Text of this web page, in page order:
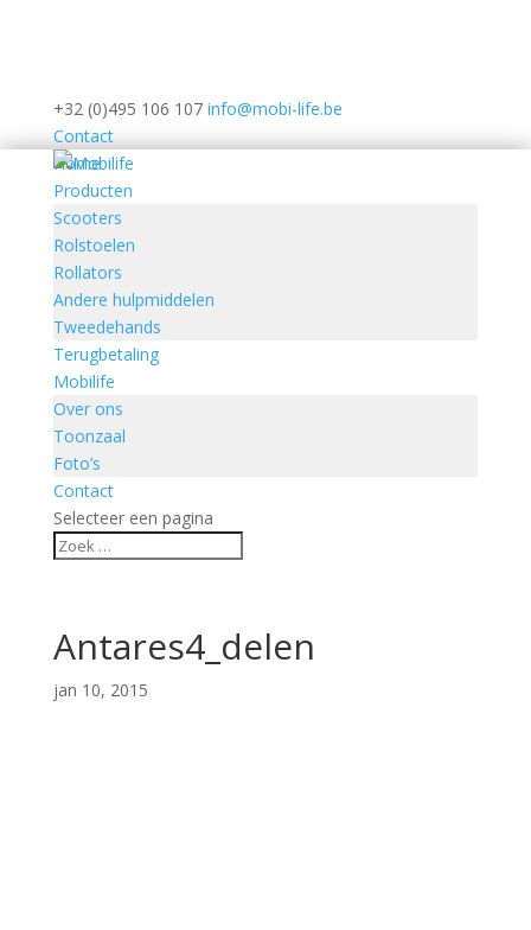
+32 (0)495 106 107 info@mobi-life.be
Contact
Home
Producten
Scooters
Rolstoelen
Rollators
Andere hulpmiddelen
Tweedehands
Terugbetaling
Mobilife
Over ons
Toonzaal
Foto’s
Contact
Selecteer een pagina
Antares4_delen
jan 10, 2015